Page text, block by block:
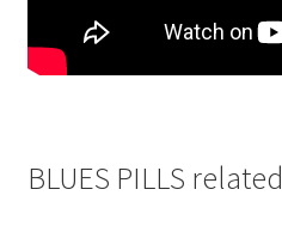
BLUES PILLS related